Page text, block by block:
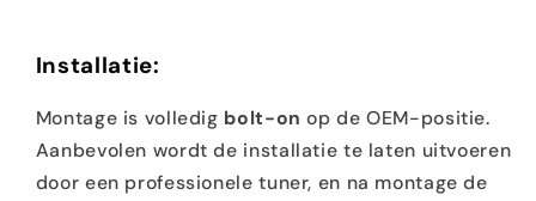
Installatie:
Montage is volledig bolt-on op de OEM-positie.
Aanbevolen wordt de installatie te laten uitvoeren
door een professionele tuner, en na montage de